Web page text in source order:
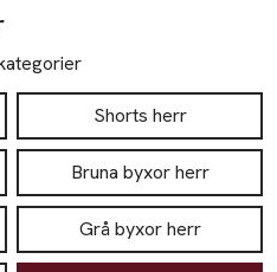
Shorts herr
Bruna byxor herr
Grå byxor herr